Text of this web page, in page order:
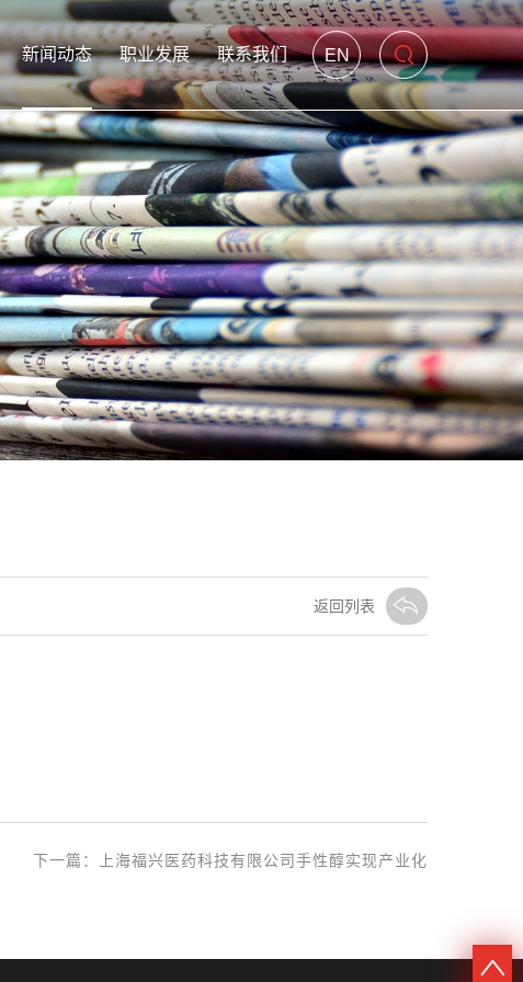
EN
新闻动态 职业发展 联系我们
返回列表
下一篇： 上海福兴医药科技有限公司手性醇实现产业化